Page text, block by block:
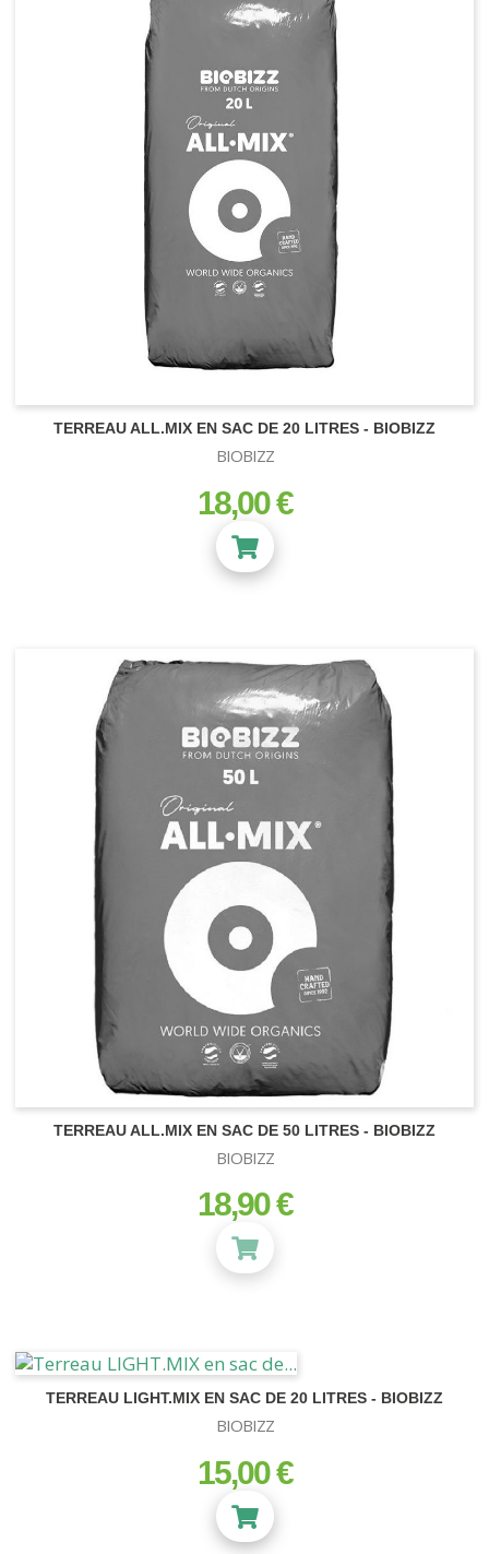
TERREAU ALL.MIX EN SAC DE 20 LITRES - BIOBIZZ
BIOBIZZ
prix
18,00 €
TERREAU ALL.MIX EN SAC DE 50 LITRES - BIOBIZZ
BIOBIZZ
prix
18,90 €
TERREAU LIGHT.MIX EN SAC DE 20 LITRES - BIOBIZZ
BIOBIZZ
prix
15,00 €